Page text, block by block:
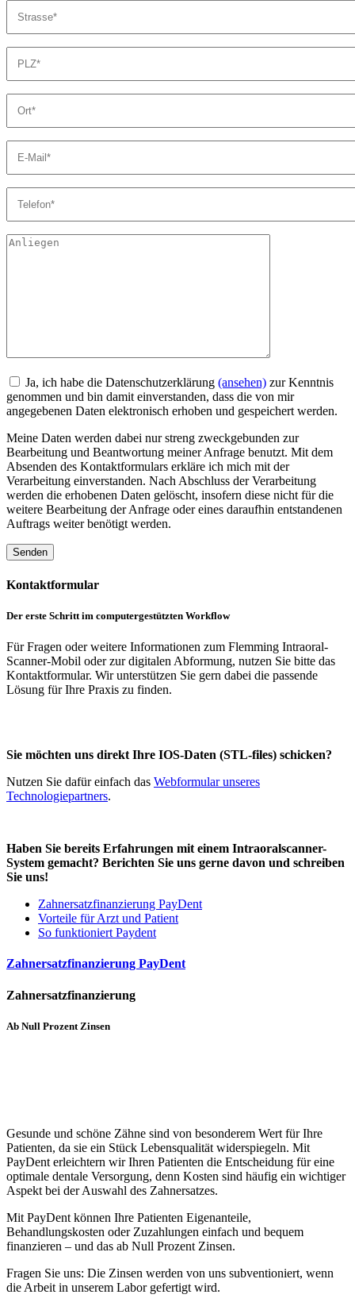
Ja, ich habe die Datenschutzerklärung (ansehen) zur Kenntnis
genommen und bin damit einverstanden, dass die von mir
angegebenen Daten elektronisch erhoben und gespeichert werden.
Meine Daten werden dabei nur streng zweckgebunden zur
Bearbeitung und Beantwortung meiner Anfrage benutzt. Mit dem
Absenden des Kontaktformulars erkläre ich mich mit der
Verarbeitung einverstanden. Nach Abschluss der Verarbeitung
werden die erhobenen Daten gelöscht, insofern diese nicht für die
weitere Bearbeitung der Anfrage oder eines daraufhin entstandenen
Auftrags weiter benötigt werden.
Kontaktformular
Der erste Schritt im computergestützten Workflow
Für Fragen oder weitere Informationen zum Flemming Intraoral-
Scanner-Mobil oder zur digitalen Abformung, nutzen Sie bitte das
Kontaktformular. Wir unterstützen Sie gern dabei die passende
Lösung für Ihre Praxis zu finden.
Sie möchten uns direkt Ihre IOS-Daten (STL-files) schicken?
Nutzen Sie dafür einfach das Webformular unseres
Technologiepartners.
Haben Sie bereits Erfahrungen mit einem Intraoralscanner-
System gemacht? Berichten Sie uns gerne davon und schreiben
Sie uns!
Zahnersatzfinanzierung PayDent
Vorteile für Arzt und Patient
So funktioniert Paydent
Zahnersatzfinanzierung PayDent
Zahnersatzfinanzierung
Ab Null Prozent Zinsen
Gesunde und schöne Zähne sind von besonderem Wert für Ihre
Patienten, da sie ein Stück Lebensqualität widerspiegeln. Mit
PayDent erleichtern wir Ihren Patienten die Entscheidung für eine
optimale dentale Versorgung, denn Kosten sind häufig ein wichtiger
Aspekt bei der Auswahl des Zahnersatzes.
Mit PayDent können Ihre Patienten Eigenanteile,
Behandlungskosten oder Zuzahlungen einfach und bequem
finanzieren – und das ab Null Prozent Zinsen.
Fragen Sie uns: Die Zinsen werden von uns subventioniert, wenn
die Arbeit in unserem Labor gefertigt wird.